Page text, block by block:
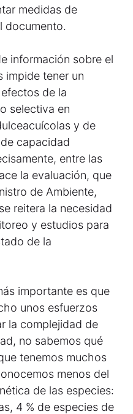
medidas de
documento.
información sobre el
impide tener un
de la
selectiva en
y de
capacidad
entre las
la evaluación, que
de Ambiente,
reitera la necesidad
y estudios para
de la
importante es que
unos esfuerzos
la complejidad de
no sabemos qué
tenemos muchos
menos del
de las especies:
4 % de especies de